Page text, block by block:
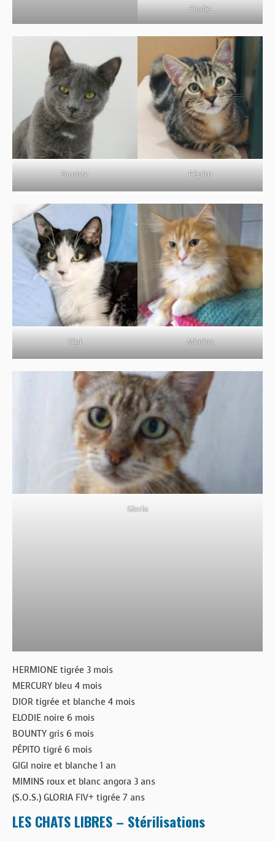
Elodie
Bounty Pépito
Gigi Mimins
Gloria
HERMIONE tigrée 3 mois
MERCURY bleu 4 mois
DIOR tigrée et blanche 4 mois
ELODIE noire 6 mois
BOUNTY gris 6 mois
PÉPITO tigré 6 mois
GIGI noire et blanche 1 an
MIMINS roux et blanc angora 3 ans
(S.O.S.) GLORIA FIV+ tigrée 7 ans
LES CHATS LIBRES – Stérilisations